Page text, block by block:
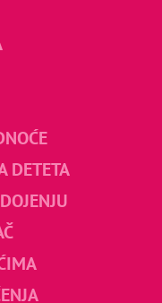
DETETA